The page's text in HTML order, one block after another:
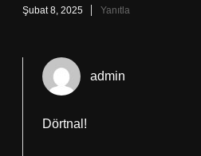
Şubat 8, 2025 Yanıtla
admin
Dörtnal!